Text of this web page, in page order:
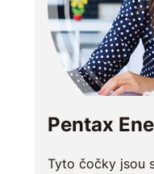
Pentax
Tyto čočky jsou